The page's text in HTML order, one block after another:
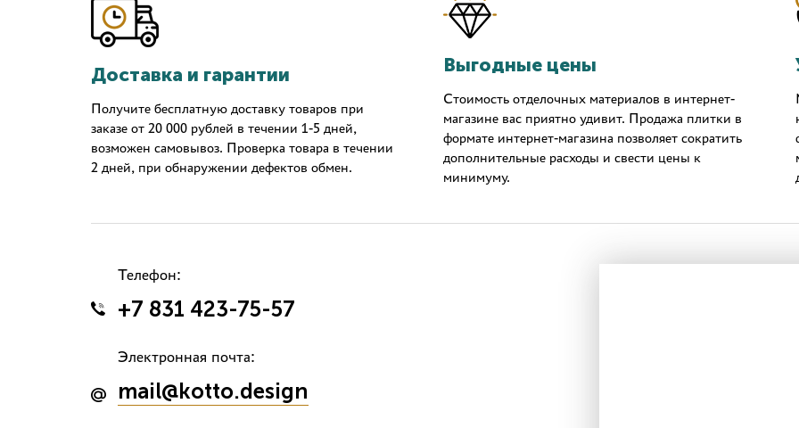
Доставка и гарантии
Получите бесплатную доставку товаров при
заказе от 20 000 рублей в течении 1-5 дней,
возможен самовывоз. Проверка товара в течении
2 дней, при обнаружении дефектов обмен.
Выгодные цены
Стоимость отделочных материалов в интернет-
магазине вас приятно удивит. Продажа плитки в
формате интернет-магазина позволяет сократить
дополнительные расходы и свести цены к
минимуму.
Телефон:
+7 831 423-75-57
Электронная почта:
mail@kotto.design